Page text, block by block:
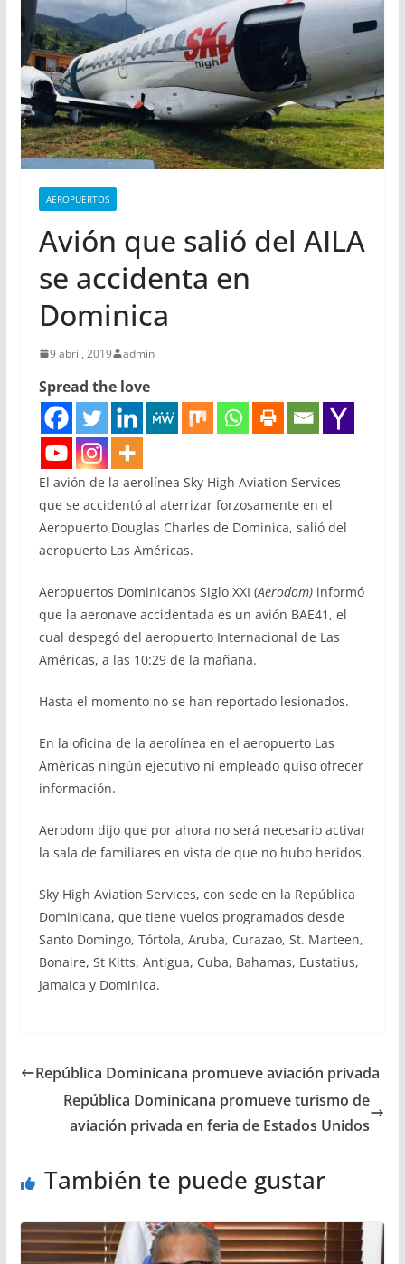
AEROPUERTOS
Avión que salió del AILA
se accidenta en
Dominica
9 abril, 2019 admin
Spread the love
El avión de la aerolínea Sky High Aviation Services
que se accidentó al aterrizar forzosamente en el
Aeropuerto Douglas Charles de Dominica, salió del
aeropuerto Las Américas.
Aeropuertos Dominicanos Siglo XXI (Aerodom) informó
que la aeronave accidentada es un avión BAE41, el
cual despegó del aeropuerto Internacional de Las
Américas, a las 10:29 de la mañana.
Hasta el momento no se han reportado lesionados.
En la oficina de la aerolínea en el aeropuerto Las
Américas ningún ejecutivo ni empleado quiso ofrecer
información.
Aerodom dijo que por ahora no será necesario activar
la sala de familiares en vista de que no hubo heridos.
Sky High Aviation Services, con sede en la República
Dominicana, que tiene vuelos programados desde
Santo Domingo, Tórtola, Aruba, Curazao, St. Marteen,
Bonaire, St Kitts, Antigua, Cuba, Bahamas, Eustatius,
Jamaica y Dominica.
República Dominicana promueve aviación privada
República Dominicana promueve turismo de
aviación privada en feria de Estados Unidos
También te puede gustar